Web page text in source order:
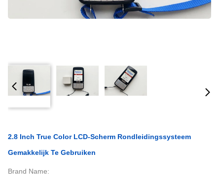
2.8 Inch True Color LCD-Scherm Rondleidingssysteem
Gemakkelijk Te Gebruiken
Brand Name: